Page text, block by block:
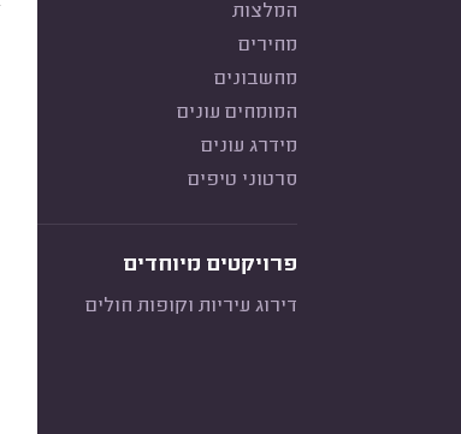
המלצות
מחירים
מחשבונים
המומחים עונים
מידרג עונים
סרטוני טיפים
פרויקטים מיוחדים
דירוג עיריות וקופות חולים